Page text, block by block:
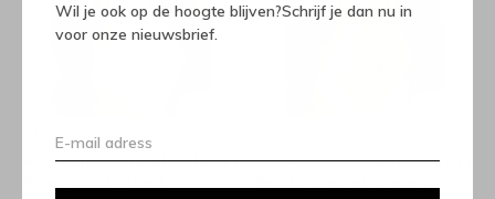
Wil je ook op de hoogte blijven?Schrijf je dan nu in
voor onze nieuwsbrief.
Atelier Pomme
AP Pacifier Cuddle Cloth |
Beige Cool Mood
AP Pacifier Cuddle Cloth |
Brown Sweet Dreams